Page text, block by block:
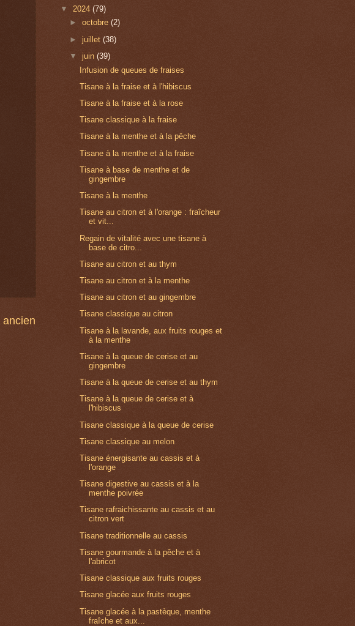
ancien
▼ 2024 (79)
►octobre(2)
► juillet(38)
▼juin(39)
Infusion de queues de fraises
Tisane à la fraise et à l'hibiscus
Tisane à la fraise et à la rose
Tisane classique à la fraise
Tisane à la menthe et à la pêche
Tisane à la menthe et à la fraise
Tisane à base de menthe et de
gingembre
Tisane à la menthe
Tisane au citron et à l'orange : fraîcheur
et vit...
Regain de vitalité avec une tisane à
base de citro...
Tisane au citron et au thym
Tisane au citron et à la menthe
Tisane au citron et au gingembre
Tisane classique au citron
Tisane à la lavande, aux fruits rouges et
à la menthe
Tisane à la queue de cerise et au
gingembre
Tisane à la queue de cerise et au thym
Tisane à la queue de cerise et à
l'hibiscus
Tisane classique à la queue de cerise
Tisane classique au melon
Tisane énergisante au cassis et à
l'orange
Tisane digestive au cassis et à la
menthe poivrée
Tisane rafraichissante au cassis et au
citron vert
Tisane traditionnelle au cassis
Tisane gourmande à la pêche et à
l'abricot
Tisane classique aux fruits rouges
Tisane glacée aux fruits rouges
Tisane glacée à la pastèque, menthe
fraîche et aux...